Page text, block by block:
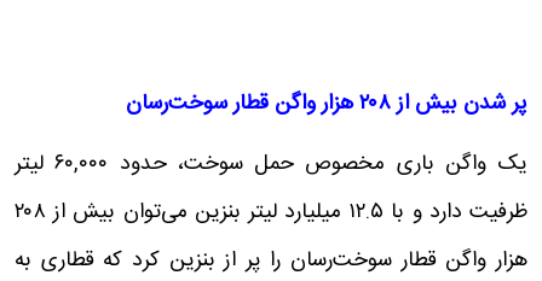
پر شدن بیش از۲۰۸هزار واگن قطار سوخت‌رسان
یک واگن باری مخصوص حمل سوخت، حدود ۶۰,۰۰۰ لیتر
ظرفیت دارد و با ۱۲.۵ میلیارد لیتر بنزین می‌توان بیش از ۲۰۸
هزار واگن قطار سوخت‌رسان را پر از بنزین کرد که قطاری به